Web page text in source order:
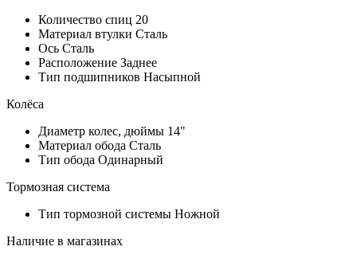
Количество спиц 20
Материал втулки Сталь
Ось Сталь
Расположение Заднее
Тип подшипников Насыпной
Колёса
Диаметр колес, дюймы 14"
Материал обода Сталь
Тип обода Одинарный
Тормозная система
Тип тормозной системы Ножной
Наличие в магазинах